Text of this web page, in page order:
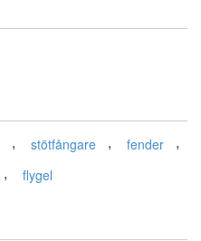
, stötfångare , fender ,
, flygel